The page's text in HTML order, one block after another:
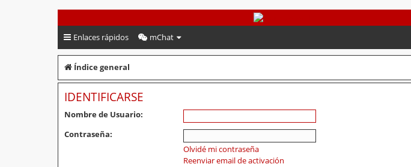
PeruVoley.com
Enlaces rápidos mChat
Índice general
IDENTIFICARSE
Nombre de Usuario:
Contraseña:
Olvidé mi contraseña
Reenviar email de activación